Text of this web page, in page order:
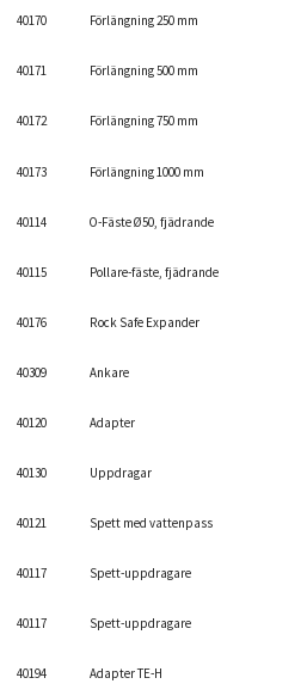
40170 Förlängning 250 mm
40171 Förlängning 500 mm
40114 O-Fäste Ø50, fjädrande
40172 Förlängning 750 mm
40176 Rock Safe Expander
40309 Ankare
40173 Förlängning 1000 mm
40115 Pollare-fäste, fjädrande
40120 Adapter
40130 Uppdragar
40121 Spett med vattenpass
40117 Spett-uppdragare
40194 Adapter TE-H
40117 Spett-uppdragare